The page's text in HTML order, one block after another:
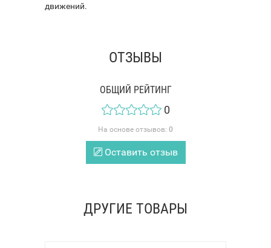
движений.
ОТЗЫВЫ
ОБЩИЙ РЕЙТИНГ
0
На основе отзывов: 0
Оставить отзыв
ДРУГИЕ ТОВАРЫ